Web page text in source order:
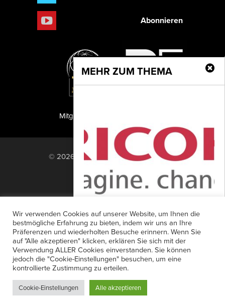
MEHR ZUM THEMA
Neue Pentax Analogkameras
Ricoh Imaging kündigt die Entwicklung
neuer Analogkameras der Marke
Pentax an und reagiert damit auf das
aktuell wachsende...
Abonnieren
Mitglied der TIPA
© 2026 PF Publishing GmbH. All rights
reserved.
Nach oben
Anzeigensuche
Shop
Zahlungsarten
Widerrufsbelehrung
Datenschutz
AGB
Newsletter-Anmeldung
Verträge hier kündigen
Mein Account
Passwort vergessen
Wir verwenden Cookies auf unserer Website, um Ihnen die
bestmögliche Erfahrung zu bieten, indem wir uns an Ihre
Präferenzen und wiederholten Besuche erinnern. Wenn Sie
auf "Alle akzeptieren" klicken, erklären Sie sich mit der
Verwendung ALLER Cookies einverstanden. Sie können
jedoch die "Cookie-Einstellungen" besuchen, um eine
kontrollierte Zustimmung zu erteilen.
Cookie-Einstellungen Alle akzeptieren